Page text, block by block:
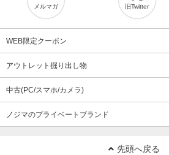
メルマガ 旧Twitter
WEB限定クーポン
アウトレット掘り出し物
中古(PC/スマホ/カメラ)
ノジマのプライベートブランド
先頭へ戻る